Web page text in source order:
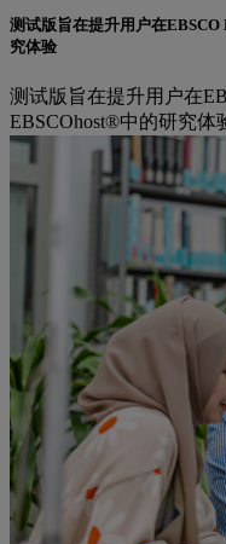
测试版旨在提升用户在
究体验
测试版旨在提升用户在
EBSCOhost®中的研究体